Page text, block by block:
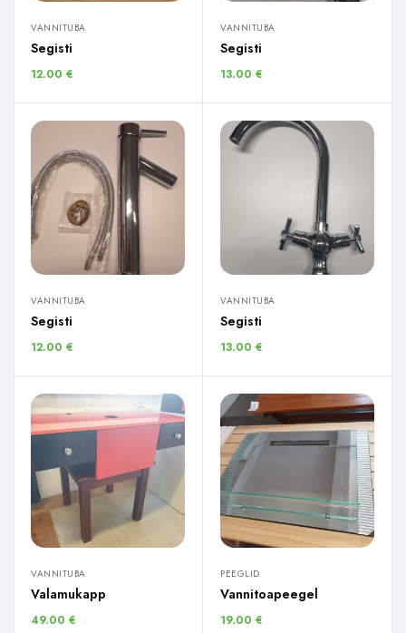
VANNITUBA
Segisti
12.00 €
VANNITUBA
Segisti
13.00 €
VANNITUBA
Segisti
12.00 €
VANNITUBA
Segisti
13.00 €
VANNITUBA
Valamukapp
49.00 €
PEEGLID
Vannitoapeegel
19.00 €